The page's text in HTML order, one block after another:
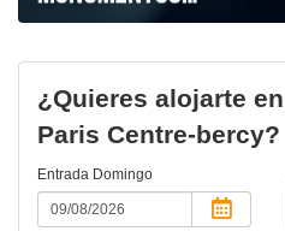
¿Quieres alojarte
Paris Centre-bercy?
Entrada Domingo